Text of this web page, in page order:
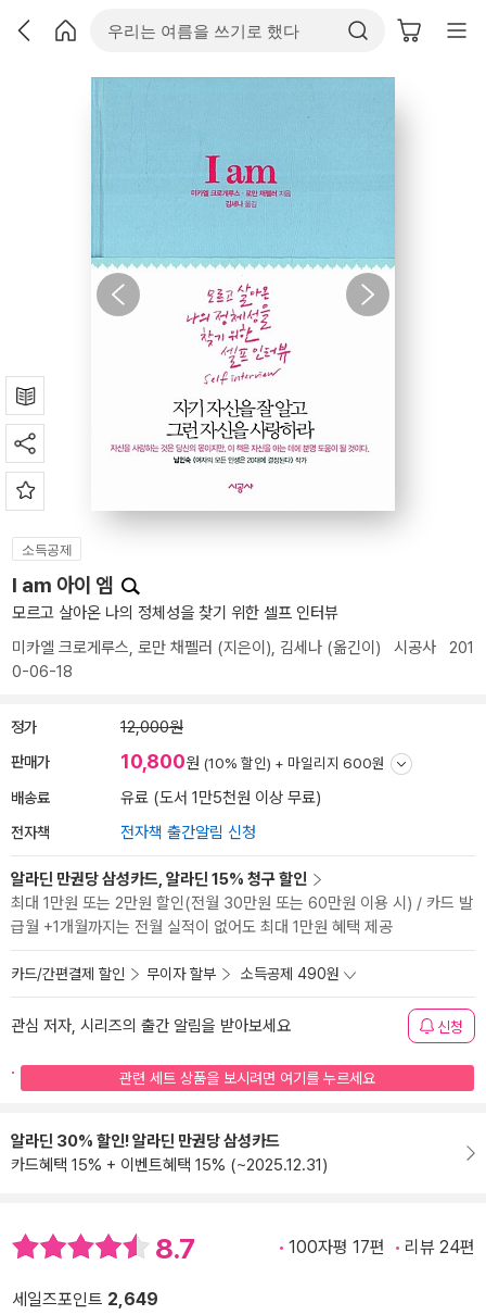
소득공제
I am 아이 엠
모르고 살아온 나의 정체성을 찾기 위한 셀프 인터뷰
미카엘 크로게루스, 로만 채펠러 (지은이), 김세나 (옮긴이) 시공사 201
0-06-18
정가 12,000원
판매가 10,800원 (10% 할인) + 마일리지 600원
배송료 유료 (도서 1만5천원 이상 무료)
전자책 전자책 출간알림 신청
알라딘 만권당 삼성카드, 알라딘 15% 청구 할인
최대 1만원 또는 2만원 할인(전월 30만원 또는 60만원 이용 시) / 카드 발
급월 +1개월까지는 전월 실적이 없어도 최대 1만원 혜택 제공
카드/간편결제 할인 무이자 할부 소득공제 490원
관심 저자, 시리즈의 출간 알림을 받아보세요 신청
관련 세트 상품을 보시려면 여기를 누르세요
알라딘 30% 할인! 알라딘 만권당 삼성카드
카드혜택 15% + 이벤트혜택 15% (~2025.12.31)
8.7 100자평 17편 리뷰 24편
세일즈포인트 2,649